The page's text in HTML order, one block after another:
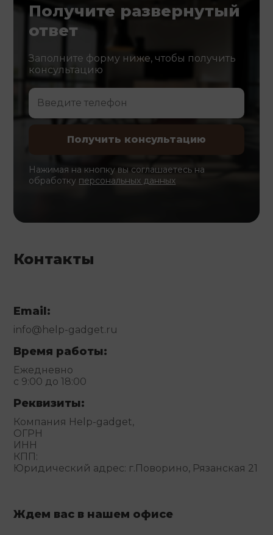
Получите развернутый
ответ
Заполните форму ниже, чтобы получить
консультацию
Нажимая на кнопку вы соглашаетесь на
обработку персональных данных
Контакты
Email:
info@help-gadget.ru
Время работы:
Ежедневно
с 9:00 до 18:00
Реквизиты:
Компания Help-gadget,
ОГРН
ИНН
КПП:
Юридический адрес: г.Поворино, Рязанская 21
Ждем вас в нашем офисе